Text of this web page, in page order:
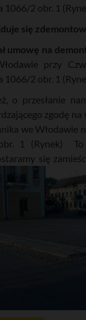
1066/2 obr. 1
się
umowę na
przy
1066/2 obr. 1
o przesłanie
zgodę na
we Włodawie
1 (Rynek) To
się